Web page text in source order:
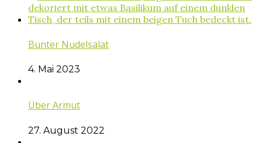
Bunter Nudelsalat
4. Mai 2023
Über Armut
27. August 2022